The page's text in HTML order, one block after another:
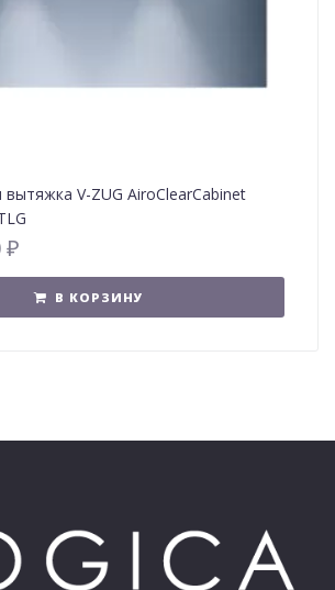
V-ZUG AiroClearCabinet
₽
В КОРЗИНУ